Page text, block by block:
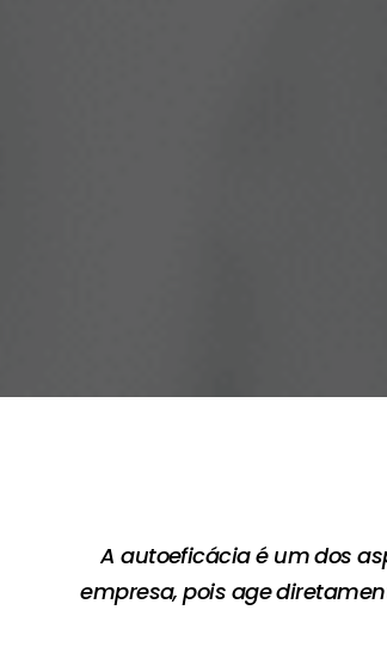
A autoeficácia é um dos
empresa, pois age